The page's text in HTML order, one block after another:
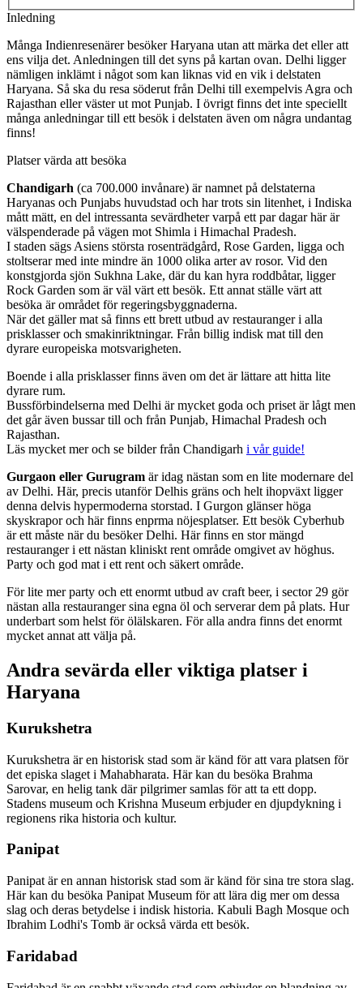
Inledning
Många Indienresenärer besöker Haryana utan att märka det eller att
ens vilja det. Anledningen till det syns på kartan ovan. Delhi ligger
nämligen inklämt i något som kan liknas vid en vik i delstaten
Haryana. Så ska du resa söderut från Delhi till exempelvis Agra och
Rajasthan eller väster ut mot Punjab. I övrigt finns det inte speciellt
många anledningar till ett besök i delstaten även om några undantag
finns!
Platser värda att besöka
Chandigarh (ca 700.000 invånare) är namnet på delstaterna
Haryanas och Punjabs huvudstad och har trots sin litenhet, i Indiska
mått mätt, en del intressanta sevärdheter varpå ett par dagar här är
välspenderade på vägen mot Shimla i Himachal Pradesh.
I staden sägs Asiens största rosenträdgård, Rose Garden, ligga och
stoltserar med inte mindre än 1000 olika arter av rosor. Vid den
konstgjorda sjön Sukhna Lake, där du kan hyra roddbåtar, ligger
Rock Garden som är väl värt ett besök. Ett annat ställe värt att
besöka är området för regeringsbyggnaderna.
När det gäller mat så finns ett brett utbud av restauranger i alla
prisklasser och smakinriktningar. Från billig indisk mat till den
dyrare europeiska motsvarigheten.
Boende i alla prisklasser finns även om det är lättare att hitta lite
dyrare rum.
Bussförbindelserna med Delhi är mycket goda och priset är lågt men
det går även bussar till och från Punjab, Himachal Pradesh och
Rajasthan.
Läs mycket mer och se bilder från Chandigarh i vår guide!
Gurgaon eller Gurugram är idag nästan som en lite modernare del
av Delhi. Här, precis utanför Delhis gräns och helt ihopväxt ligger
denna delvis hypermoderna storstad. I Gurgon glänser höga
skyskrapor och här finns enprma nöjesplatser. Ett besök Cyberhub
är ett måste när du besöker Delhi. Här finns en stor mängd
restauranger i ett nästan kliniskt rent område omgivet av höghus.
Party och god mat i ett rent och säkert område.
För lite mer party och ett enormt utbud av craft beer, i sector 29 gör
nästan alla restauranger sina egna öl och serverar dem på plats. Hur
underbart som helst för ölälskaren. För alla andra finns det enormt
mycket annat att välja på.
Andra sevärda eller viktiga platser i
Haryana
Kurukshetra
Kurukshetra är en historisk stad som är känd för att vara platsen för
det episka slaget i Mahabharata. Här kan du besöka Brahma
Sarovar, en helig tank där pilgrimer samlas för att ta ett dopp.
Stadens museum och Krishna Museum erbjuder en djupdykning i
regionens rika historia och kultur.
Panipat
Panipat är en annan historisk stad som är känd för sina tre stora slag.
Här kan du besöka Panipat Museum för att lära dig mer om dessa
slag och deras betydelse i indisk historia. Kabuli Bagh Mosque och
Ibrahim Lodhi's Tomb är också värda ett besök.
Faridabad